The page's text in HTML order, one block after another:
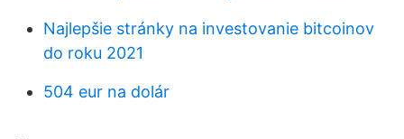
Najlepšie stránky na investovanie bitcoinov
do roku 2021
504 eur na dolár